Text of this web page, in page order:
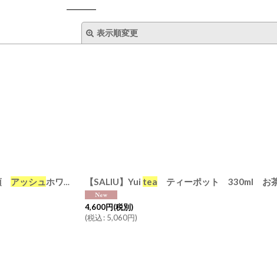
表示順変更
アッシュホワイト クリアグレー エバーグリーン 3741]
【SALIU】Yui tea ティーポット 330ml お
4,600円(税別)
(税込: 5,060円)